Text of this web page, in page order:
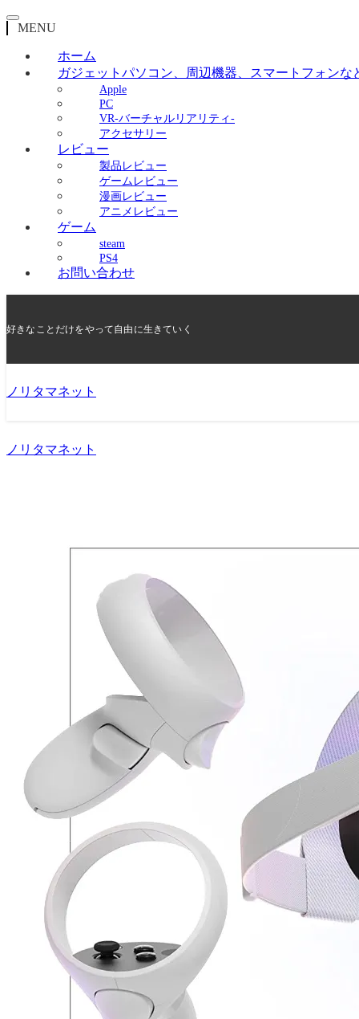
MENU
ホーム
ガジェット パソコン、周辺機器、スマートフォンな
Apple
PC
VR-バーチャルリアリティ-
アクセサリー
レビュー
製品レビュー
ゲームレビュー
漫画レビュー
アニメレビュー
ゲーム
steam
PS4
お問い合わせ
好きなことだけをやって自由に生きていく
ノリタマネット
ノリタマネット